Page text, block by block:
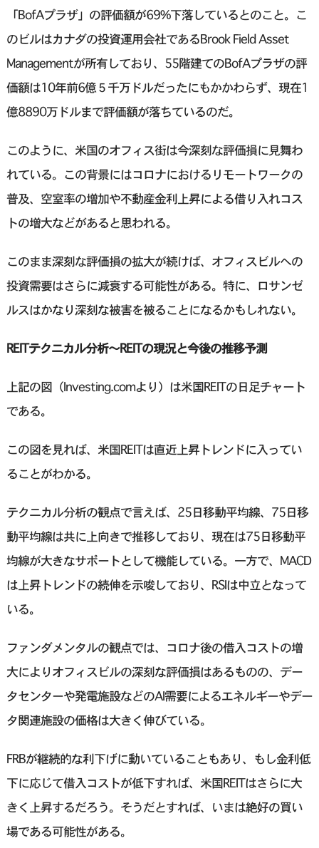
「BofAプラザ」の評価額が69%下落しているとのこと。こ
のビルはカナダの投資運用会社であるBrook Field Asset
Managementが所有しており、55階建てのBofAプラザの評
価額は10年前6億５千万ドルだったにもかかわらず、現在1
億8890万ドルまで評価額が落ちているのだ。
このように、米国のオフィス街は今深刻な評価損に見舞わ
れている。この背景にはコロナにおけるリモートワークの
普及、空室率の増加や不動産金利上昇による借り入れコス
トの増大などがあると思われる。
このまま深刻な評価損の拡大が続けば、オフィスビルへの
投資需要はさらに減衰する可能性がある。特に、ロサンゼ
ルスはかなり深刻な被害を被ることになるかもしれない。
REITテクニカル分析〜REITの現況と今後の推移予測
上記の図（Investing.comより）は米国REITの日足チャート
である。
この図を見れば、米国REITは直近上昇トレンドに入ってい
ることがわかる。
テクニカル分析の観点で言えば、25日移動平均線、75日移
動平均線は共に上向きで推移しており、現在は75日移動平
均線が大きなサポートとして機能している。一方で、MACD
は上昇トレンドの続伸を示唆しており、RSIは中立となって
いる。
ファンダメンタルの観点では、コロナ後の借入コストの増
大によりオフィスビルの深刻な評価損はあるものの、デー
タセンターや発電施設などのAI需要によるエネルギーやデー
タ関連施設の価格は大きく伸びている。
FRBが継続的な利下げに動いていることもあり、もし金利低
下に応じて借入コストが低下すれば、米国REITはさらに大
きく上昇するだろう。そうだとすれば、いまは絶好の買い
場である可能性がある。